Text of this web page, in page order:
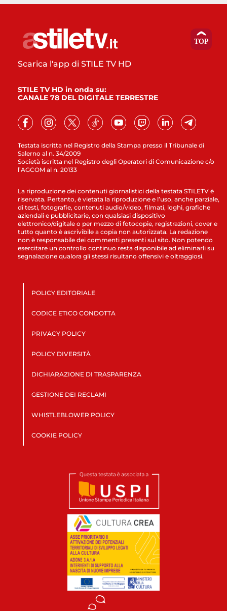
Testata iscritta nel Registro della Stampa presso il Tribunale di
Salerno al n. 34/2009
Società iscritta nel Registro degli Operatori di Comunicazione c/o
l’AGCOM al n. 20133
Scarica l'app di STILE TV HD
STILE TV HD in onda su:
CANALE 78 DEL DIGITALE TERRESTRE
La riproduzione dei contenuti giornalistici della testata STILETV è
riservata. Pertanto, è vietata la riproduzione e l’uso, anche parziale,
di testi, fotografie, contenuti audio/video, filmati, loghi, grafiche
aziendali e pubblicitarie, con qualsiasi dispositivo
elettronico/digitale o per mezzo di fotocopie, registrazioni, cover e
tutto quanto è ascrivibile a copia non autorizzata. La redazione
non è responsabile dei commenti presenti sul sito. Non potendo
esercitare un controllo continuo resta disponibile ad eliminarli su
segnalazione qualora gli stessi risultano offensivi e oltraggiosi.
POLICY EDITORIALE
CODICE ETICO CONDOTTA
PRIVACY POLICY
POLICY DIVERSITÀ
DICHIARAZIONE DI TRASPARENZA
GESTIONE DEI RECLAMI
WHISTLEBLOWER POLICY
COOKIE POLICY